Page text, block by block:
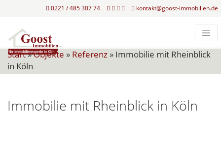
0221 / 485 307 74 kontakt@goost-immobilien.de
Start»Objekte » Referenz » Immobilie mit Rheinblick
in Köln
Immobilie mit Rheinblick in Köln